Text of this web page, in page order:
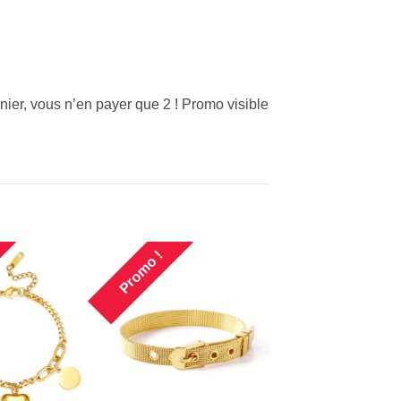
vous n’en payer que 2 ! Promo visible
Promo !